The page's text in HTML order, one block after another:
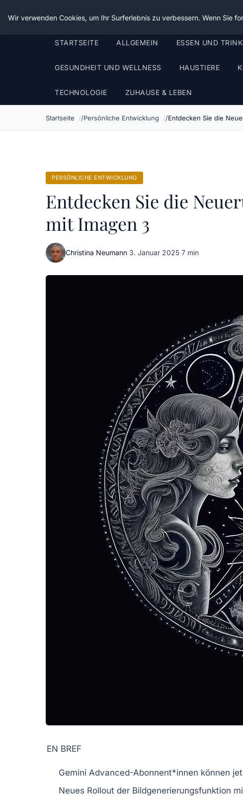
Die Schnitter
STARTSEITE ALLGEMEIN ESSEN UND
GESUNDHEIT UND WELLNESS HAUSTIERE
TECHNOLOGIE ZUHAUSE & LEBEN
Startseite Persönliche Entwicklung Entdecken Sie die
PERSÖNLICHE ENTWICKLUNG
Entdecken Sie die
mit Imagen 3
Christina Neumann·3. Januar 2025·7 min
EN BREF
Gemini Advanced-Abonnent*innen können
Neues Rollout der Bildgenerierungsfunktion
Wir verwenden Cookies, um Ihr Surferlebnis zu verbessern. Wenn Sie